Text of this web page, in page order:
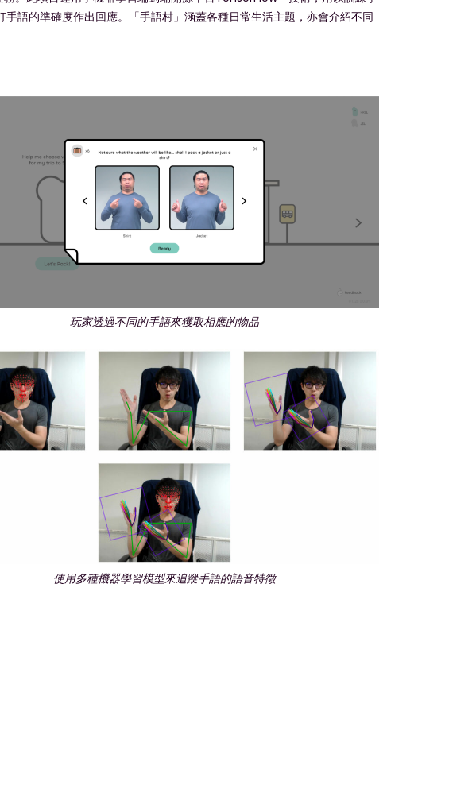
語的準確度作出回應。「手語村」涵蓋各種日常生活主題，亦會介紹不同
玩家透過不同的手語來獲取相應的物品
使用多種機器學習模型來追蹤手語的語音特徵